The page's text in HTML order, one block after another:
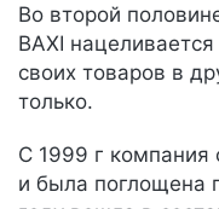
Во второй
BAXI
своих товаров в
только.
С 1999 г компания
и была поглощена